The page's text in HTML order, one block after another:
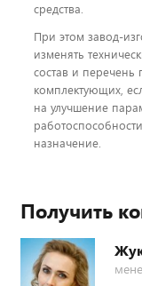
средства.
При этом завод-
изменять
состав и перечень
комплектующих,
на улучшение
назначение.
Получить